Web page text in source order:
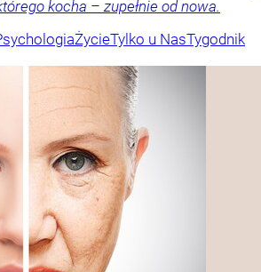
kocha – zupełnie od nowa.
ŻycieTylko u NasTygodnik